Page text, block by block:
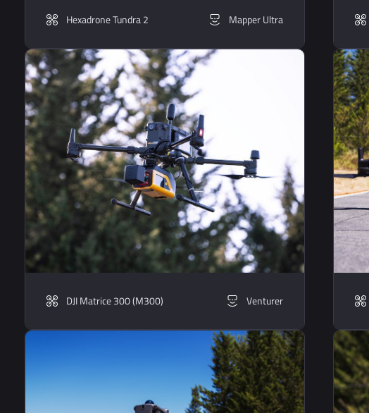
Hexadrone Tundra 2 Mapper Ultra
DJI Matrice 300 (M300) Venturer